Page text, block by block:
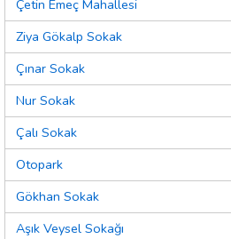
Çetin Emeç Mahallesi
Ziya Gökalp Sokak
Çınar Sokak
Nur Sokak
Çalı Sokak
Otopark
Gökhan Sokak
Aşık Veysel Sokağı